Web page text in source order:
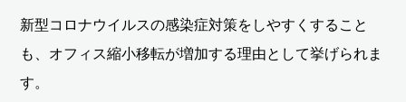
新型コロナウイルスの感染症対策をしやすくすること
も、オフィス縮小移転が増加する理由として挙げられま
す。